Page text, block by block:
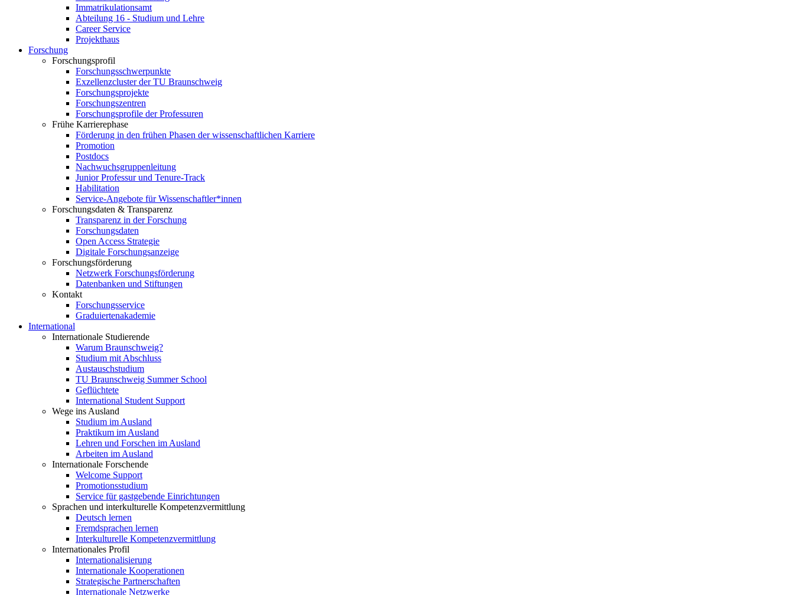
Immatrikulationsamt
Abteilung 16 - Studium und Lehre
Career Service
Projekthaus
Forschung
Forschungsprofil
Forschungsschwerpunkte
Exzellenzcluster der TU Braunschweig
Forschungsprojekte
Forschungszentren
Forschungsprofile der Professuren
Frühe Karrierephase
Förderung in den frühen Phasen der wissenschaftlichen Karriere
Promotion
Postdocs
Nachwuchsgruppenleitung
Junior Professur und Tenure-Track
Habilitation
Service-Angebote für Wissenschaftler*innen
Forschungsdaten & Transparenz
Transparenz in der Forschung
Forschungsdaten
Open Access Strategie
Digitale Forschungsanzeige
Forschungsförderung
Netzwerk Forschungsförderung
Datenbanken und Stiftungen
Kontakt
Forschungsservice
Graduiertenakademie
International
Internationale Studierende
Warum Braunschweig?
Studium mit Abschluss
Austauschstudium
TU Braunschweig Summer School
Geflüchtete
International Student Support
Wege ins Ausland
Studium im Ausland
Praktikum im Ausland
Lehren und Forschen im Ausland
Arbeiten im Ausland
Internationale Forschende
Welcome Support
Promotionsstudium
Service für gastgebende Einrichtungen
Sprachen und interkulturelle Kompetenzvermittlung
Deutsch lernen
Fremdsprachen lernen
Interkulturelle Kompetenzvermittlung
Internationales Profil
Internationalisierung
Internationale Kooperationen
Strategische Partnerschaften
Internationale Netzwerke